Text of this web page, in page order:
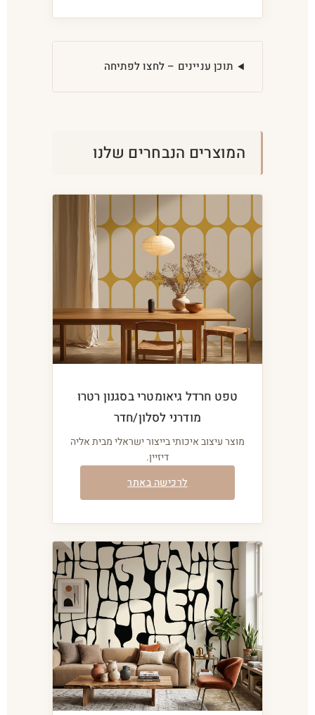
תוכן עניינים – לחצו לפתיחה
המוצרים הנבחרים שלנו
טפט חרדל גיאומטרי בסגנון רטרו
מודרני לסלון/חדר
מוצר עיצוב איכותי בייצור ישראלי מבית אליה
דיזיין.
לרכישה באתר